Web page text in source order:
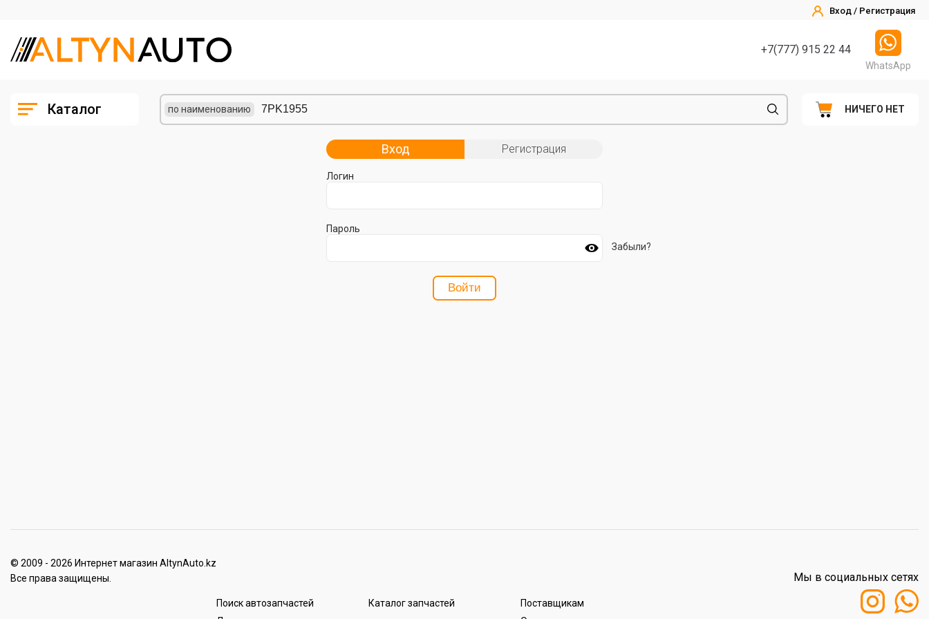
Вход / Регистрация
+7(777) 915 22 44
WhatsApp
Каталог по наименованию НИЧЕГО НЕТ
Вход Регистрация
Логин
Пароль
Забыли?
Войти
© 2009 - 2026 Интернет магазин AltynAuto.kz
Все права защищены.
Поиск автозапчастей
Каталог запчастей
Поставщикам
Мы в социальных сетях